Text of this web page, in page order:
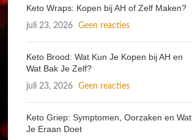
Keto Wraps: Kopen bij AH of Zelf Maken?
juli 23, 2026 Geen reacties
Keto Brood: Wat Kun Je Kopen bij AH en
Wat Bak Je Zelf?
juli 23, 2026 Geen reacties
Keto Griep: Symptomen, Oorzaken en Wat
Je Eraan Doet